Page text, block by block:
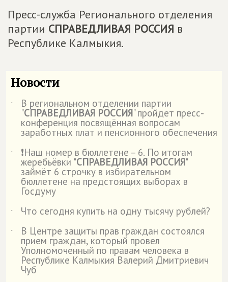
Пресс-служба Регионального отделения
партии СПРАВЕДЛИВАЯ РОССИЯ в
Республике Калмыкия.
Новости
˙ В региональном отделении партии
"СПРАВЕДЛИВАЯ РОССИЯ" пройдет пресс-
конференция посвящённая вопросам
заработных плат и пенсионного обеспечения
˙
❗Наш номер в бюллетене – 6. По итогам
жеребьёвки "СПРАВЕДЛИВАЯ РОССИЯ"
займёт 6 строчку в избирательном
бюллетене на предстоящих выборах в
Госдуму
˙
Что сегодня купить на одну тысячу рублей?
˙
В Центре защиты прав граждан состоялся
прием граждан, который провел
Уполномоченный по правам человека в
Республике Калмыкия Валерий Дмитриевич
Чуб